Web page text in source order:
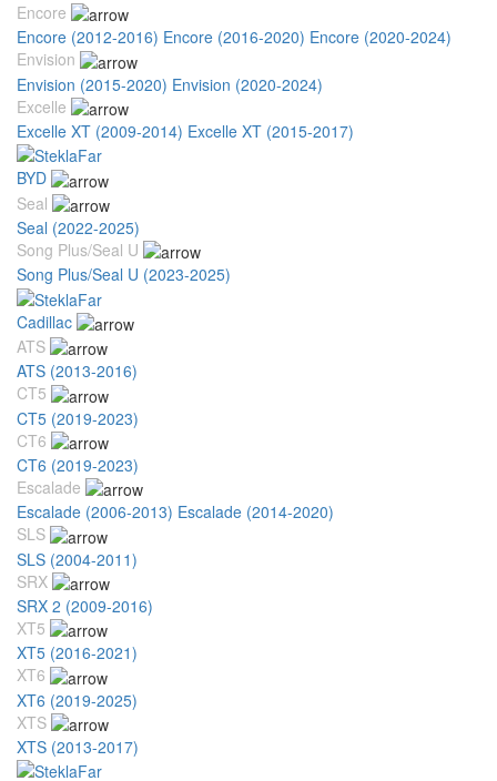
Encore
Encore (2012-2016) Encore (2016-2020) Encore (2020-2024)
Envision
Envision (2015-2020) Envision (2020-2024)
Excelle
Excelle XT (2009-2014) Excelle XT (2015-2017)
BYD
Seal
Seal (2022-2025)
Song Plus/Seal U
Song Plus/Seal U (2023-2025)
Cadillac
ATS
ATS (2013-2016)
CT5
CT5 (2019-2023)
CT6
CT6 (2019-2023)
Escalade
Escalade (2006-2013) Escalade (2014-2020)
SLS
SLS (2004-2011)
SRX
SRX 2 (2009-2016)
XT5
XT5 (2016-2021)
XT6
XT6 (2019-2025)
XTS
XTS (2013-2017)